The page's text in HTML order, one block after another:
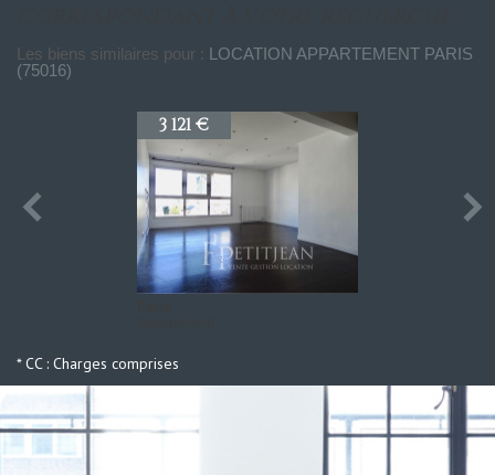
Les biens similaires pour : LOCATION APPARTEMENT PARIS
(75016)
3 121 €
* CC : Charges comprises